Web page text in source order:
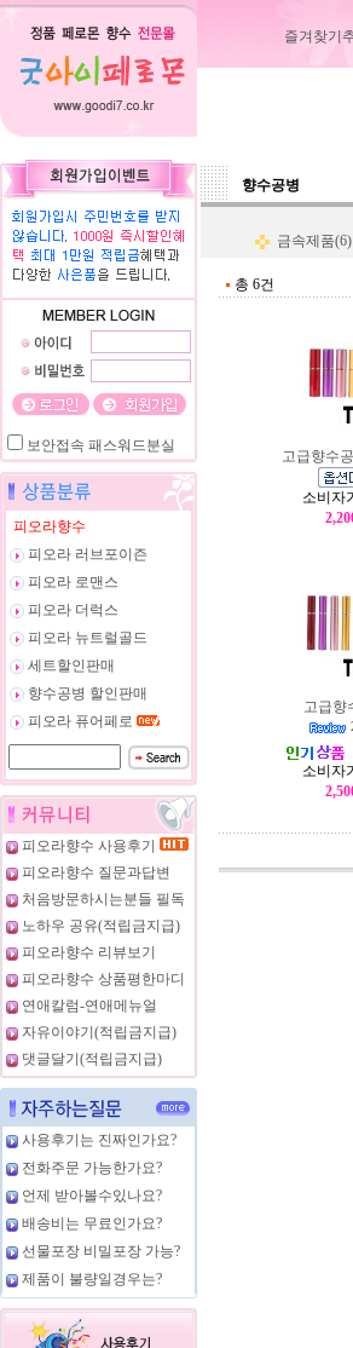
즐겨찾기
보안접속 패스워드분실
피오라향수
피오라 러브포이즌
피오라 로맨스
피오라 더럭스
피오라 뉴트럴골드
세트할인판매
향수공병 할인판매
피오라 퓨어페로
피오라향수 사용후기
피오라향수 질문과답변
처음방문하시는분들 필독
노하우 공유(적립금지급)
피오라향수 리뷰보기
피오라향수 상품평한마디
연애칼럼-연애메뉴얼
자유이야기(적립금지급)
댓글달기(적립금지급)
사용후기는 진짜인가요?
전화주문 가능한가요?
언제 받아볼수있나요?
배송비는 무료인가요?
선물포장 비밀포장 가능?
제품이 불량일경우는?
향수공병
금속제품(6)
총 6건
고급향수
소비자
고급향
소비자